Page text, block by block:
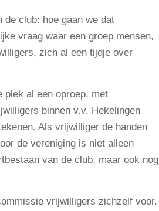
de club: hoe gaan we dat
vraag waar een groep mensen,
zich al een tijdje over
plek al een oproep, met
binnen v.v. Hekelingen
Als vrijwilliger de handen
de vereniging is niet alleen
van de club, maar ook nog
vrijwilligers zichzelf voor.